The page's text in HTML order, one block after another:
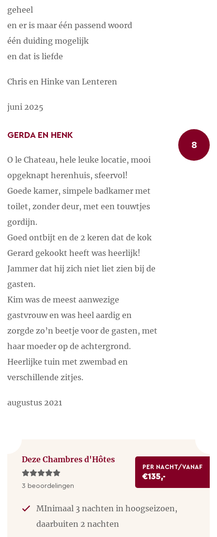
Toulouse, 75 minuten Oh, wat houden wij van deze
roze stad aan de Garonne met zijn levendige
pleinen, studentencultuur en wereldse allure. Huur
geheel
en er is maar één passend woord
één duiding mogelijk
en dat is liefde
Chris en Hinke van Lenteren
juni 2025
GERDA EN HENK
O le Chateau, hele leuke locatie, mooi
opgeknapt herenhuis, sfeervol!
Goede kamer, simpele badkamer met
toilet, zonder deur, met een touwtjes
gordijn.
Goed ontbijt en de 2 keren dat de kok
Gerard gekookt heeft was heerlijk!
Jammer dat hij zich niet liet zien bij de
gasten.
Kim was de meest aanwezige
gastvrouw en was heel aardig en
zorgde zo’n beetje voor de gasten, met
haar moeder op de achtergrond.
Heerlijke tuin met zwembad en
verschillende zitjes.
augustus 2021
8
Deze Chambres d'Hôtes
3 beoordelingen
PER NACHT/VANAF
€135,-
MInimaal 3 nachten in hoogseizoen,
daarbuiten 2 nachten